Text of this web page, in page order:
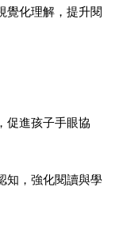
覺化理解，提升閱
促進孩子手眼協
知，強化閱讀與學